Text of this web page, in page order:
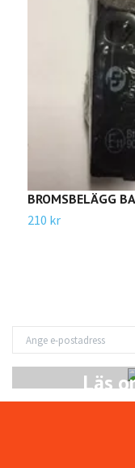
Läs
BROMSBELÄGG
210 kr